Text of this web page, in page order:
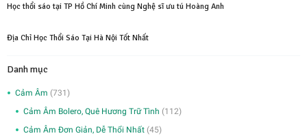
Học thổi sáo tại TP Hồ Chí Minh cùng Nghệ sĩ ưu tú Hoàng Anh
Địa Chỉ Học Thổi Sáo Tại Hà Nội Tốt Nhất
Danh mục
Cảm Âm (731)
Cảm Âm Bolero, Quê Hương Trữ Tình (112)
Cảm Âm Đơn Giản, Dễ Thổi Nhất (45)